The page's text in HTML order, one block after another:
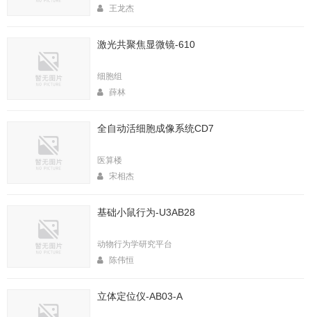
王龙杰
激光共聚焦显微镜-610
细胞组
薛林
全自动活细胞成像系统CD7
医算楼
宋相杰
基础小鼠行为-U3AB28
动物行为学研究平台
陈伟恒
立体定位仪-AB03-A